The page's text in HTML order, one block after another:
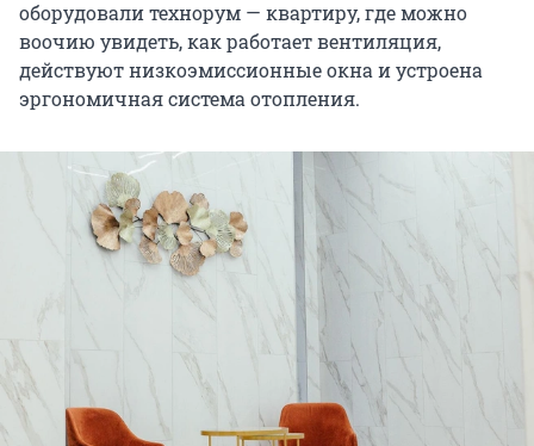
оборудовали технорум — квартиру, где можно
воочию увидеть, как работает вентиляция,
действуют низкоэмиссионные окна и устроена
эргономичная система отопления.